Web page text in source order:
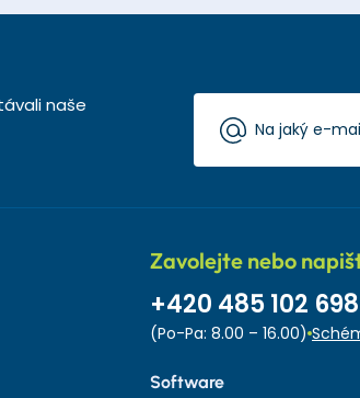
naše
Zavolejte nebo
+420 485 102 698
(Po-Pa: 8.00 – 16.00)
Software